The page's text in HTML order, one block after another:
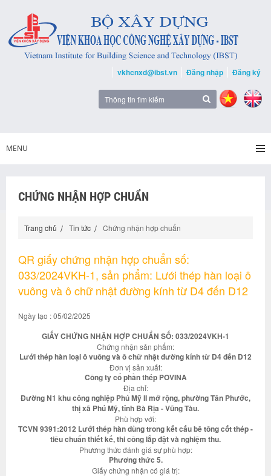
vkhcnxd@ibst.vn Đăng nhập Đăng ký
MENU
CHỨNG NHẬN HỢP CHUẨN
Trang chủ Tin tức Chứng nhận hợp chuẩn
QR giấy chứng nhận hợp chuẩn số:
033/2024VKH-1, sản phẩm: Lưới thép hàn loại ô
vuông và ô chữ nhật đường kính từ D4 đến D12
Ngày tạo : 05/02/2025
GIẤY CHỨNG NHẬN HỢP CHUẨN SỐ: 033/2024VKH-1
Chứng nhận sản phẩm:
Lưới thép hàn loại ô vuông và ô chữ nhật đường kính từ D4 đến D12
Đơn vị sản xuất:
Công ty cổ phần thép POVINA
Địa chỉ:
Đường N1 khu công nghiệp Phú Mỹ II mở rộng, phường Tân Phước,
thị xã Phú Mỹ, tỉnh Bà Rịa - Vũng Tàu.
Phù hợp với:
TCVN 9391:2012 Lưới thép hàn dùng trong kết cấu bê tông cốt thép -
tiêu chuẩn thiết kế, thi công lắp đặt và nghiệm thu.
Phương thức đánh giá sự phù hợp:
Phương thức 5.
Giấy chứng nhận có giá trị: